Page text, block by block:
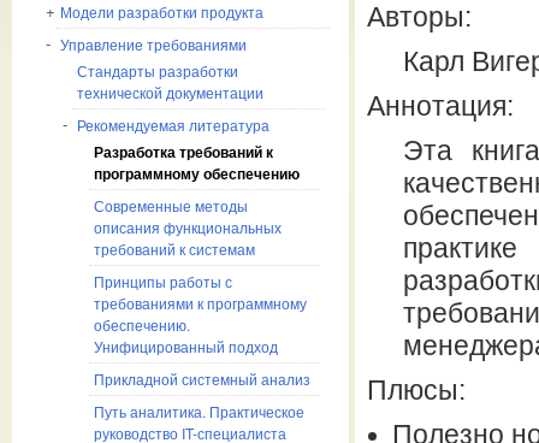
Модели разработки продукта
Управление требованиями
Стандарты разработки
технической документации
Рекомендуемая литература
Разработка требований к
программному обеспечению
Современные методы
описания функциональных
требований к системам
Принципы работы с
требованиями к программному
обеспечению.
Унифицированный подход
Прикладной системный анализ
Путь аналитика. Практическое
руководство IT-специалиста
Авторы:
Карл
Аннотация:
Эта
Плюсы:
Полезно